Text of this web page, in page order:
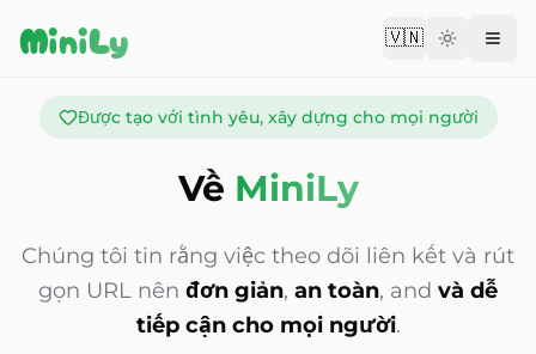
MiniLy 🇻🇳Change
Được tạo với tình yêu, xây dựng cho mọi người
Về MiniLy
Chúng tôi tin rằng việc theo dõi liên kết và rút
gọn URL nên đơn giản, an toàn, and và dễ
tiếp cận cho mọi người.